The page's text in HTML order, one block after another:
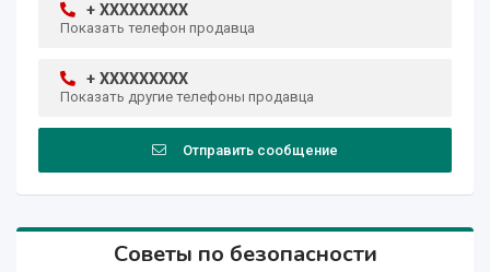
+ XXXXXXXXX
Показать телефон продавца
+ XXXXXXXXX
Показать другие телефоны продавца
Отправить сообщение
Советы по безопасности